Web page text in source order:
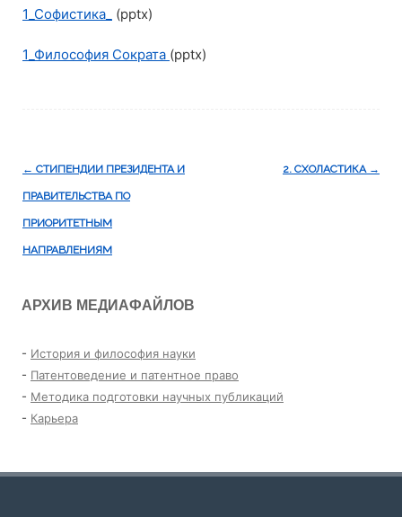
1_Софистика_ (pptx)
1_Философия Сократа (pptx)
Навигация
по
записям
← СТИПЕНДИИ ПРЕЗИДЕНТА И
ПРАВИТЕЛЬСТВА ПО
ПРИОРИТЕТНЫМ
НАПРАВЛЕНИЯМ
2. СХОЛАСТИКА →
АРХИВ МЕДИАФАЙЛОВ
- История и философия науки
- Патентоведение и патентное право
- Методика подготовки научных публикаций
- Карьера